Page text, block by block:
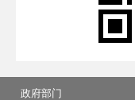
政府部门